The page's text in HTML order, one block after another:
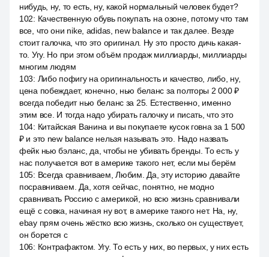
нибудь, ну, то есть, ну, какой нормальный человек будет?
102: Качественную обувь покупать на озоне, потому что там
все, что они nike, adidas, new balance и так далее. Везде
стоит галочка, что это оригинал. Ну это просто дичь какая-
то. Угу. Но при этом объём продаж миллиарды, миллиарды
многим людям
103: Либо пофигу на оригинальность и качество, либо, ну,
цена побеждает, конечно, нью беланс за полторы 2 000 ₽
всегда победит нью беланс за 25. Естественно, именно
этим все. И тогда надо убирать галочку и писать, что это
104: Китайская Ванина и вы покупаете кусок говна за 1 500
₽ и это new balance нельзя называть это. Надо назвать
фейк нью бэланс, да, чтобы не убивать бренды. То есть у
нас получается вот в америке такого нет, если мы берём
105: Всегда сравниваем, Любим. Да, эту историю давайте
посравниваем. Да, хотя сейчас, понятно, не модно
сравнивать Россию с америкой, но всю жизнь сравнивали
ещё с совка, начиная ну вот, в америке такого нет. На, ну,
ebay прям очень жёстко всю жизнь, сколько он существует,
он борется с
106: Контрафактом. Угу. То есть у них, во первых, у них есть